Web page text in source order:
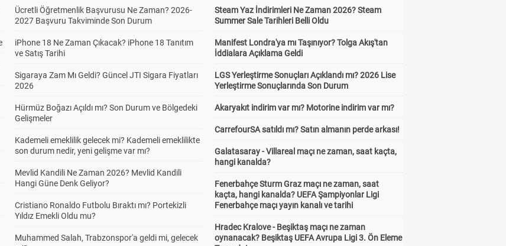
Ücretli Öğretmenlik Başvurusu Ne Zaman? 2026-
2027 Başvuru Takviminde Son Durum
iPhone 18 Ne Zaman Çıkacak? iPhone 18 Tanıtım
ve Satış Tarihi
Sigaraya Zam Mı Geldi? Güncel JTI Sigara Fiyatları
2026
Hürmüz Boğazı Açıldı mı? Son Durum ve Bölgedeki
Gelişmeler
Kademeli emeklilik gelecek mi? Kademeli emeklilikte
son durum nedir, yeni gelişme var mı?
Mevlid Kandili Ne Zaman 2026? Mevlid Kandili
Hangi Güne Denk Geliyor?
Cristiano Ronaldo Futbolu Bıraktı mı? Portekizli
Yıldız Emekli Oldu mu?
Muhammed Salah, Trabzonspor'a geldi mi, gelecek
Steam Yaz İndirimleri Ne Zaman 2026? Steam
Summer Sale Tarihleri Belli Oldu
Manifest Londra'ya mı Taşınıyor? Tolga Akış'tan
İddialara Açıklama Geldi
LGS Yerleştirme Sonuçları Açıklandı mı? 2026 Lise
Yerleştirme Sonuçlarında Son Durum
Akaryakıt indirim var mı? Motorine indirim var mı?
CarrefourSA satıldı mı? Satın almanın perde arkası!
Galatasaray - Villareal maçı ne zaman, saat kaçta,
hangi kanalda?
Fenerbahçe Sturm Graz maçı ne zaman, saat
kaçta, hangi kanalda? UEFA Şampiyonlar Ligi
Fenerbahçe maçı yayın kanalı ve tarihi
Hradec Kralove - Beşiktaş maçı ne zaman
oynanacak? Beşiktaş UEFA Avrupa Ligi 3. Ön Eleme